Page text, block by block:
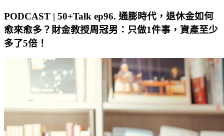
PODCAST | 50+Talk ep96. 通膨時代，退休金如何
愈來愈多？財金教授周冠男：只做1件事，資產至少
多了5倍！